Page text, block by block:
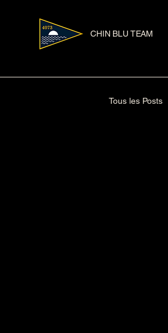
CHIN BLU TEAM
Tous les Posts